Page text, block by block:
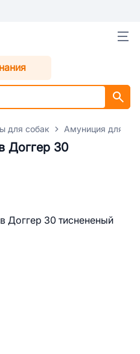
для собак Амуниция для
Доггер 30